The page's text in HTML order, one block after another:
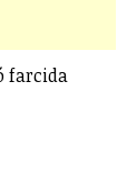
farcida